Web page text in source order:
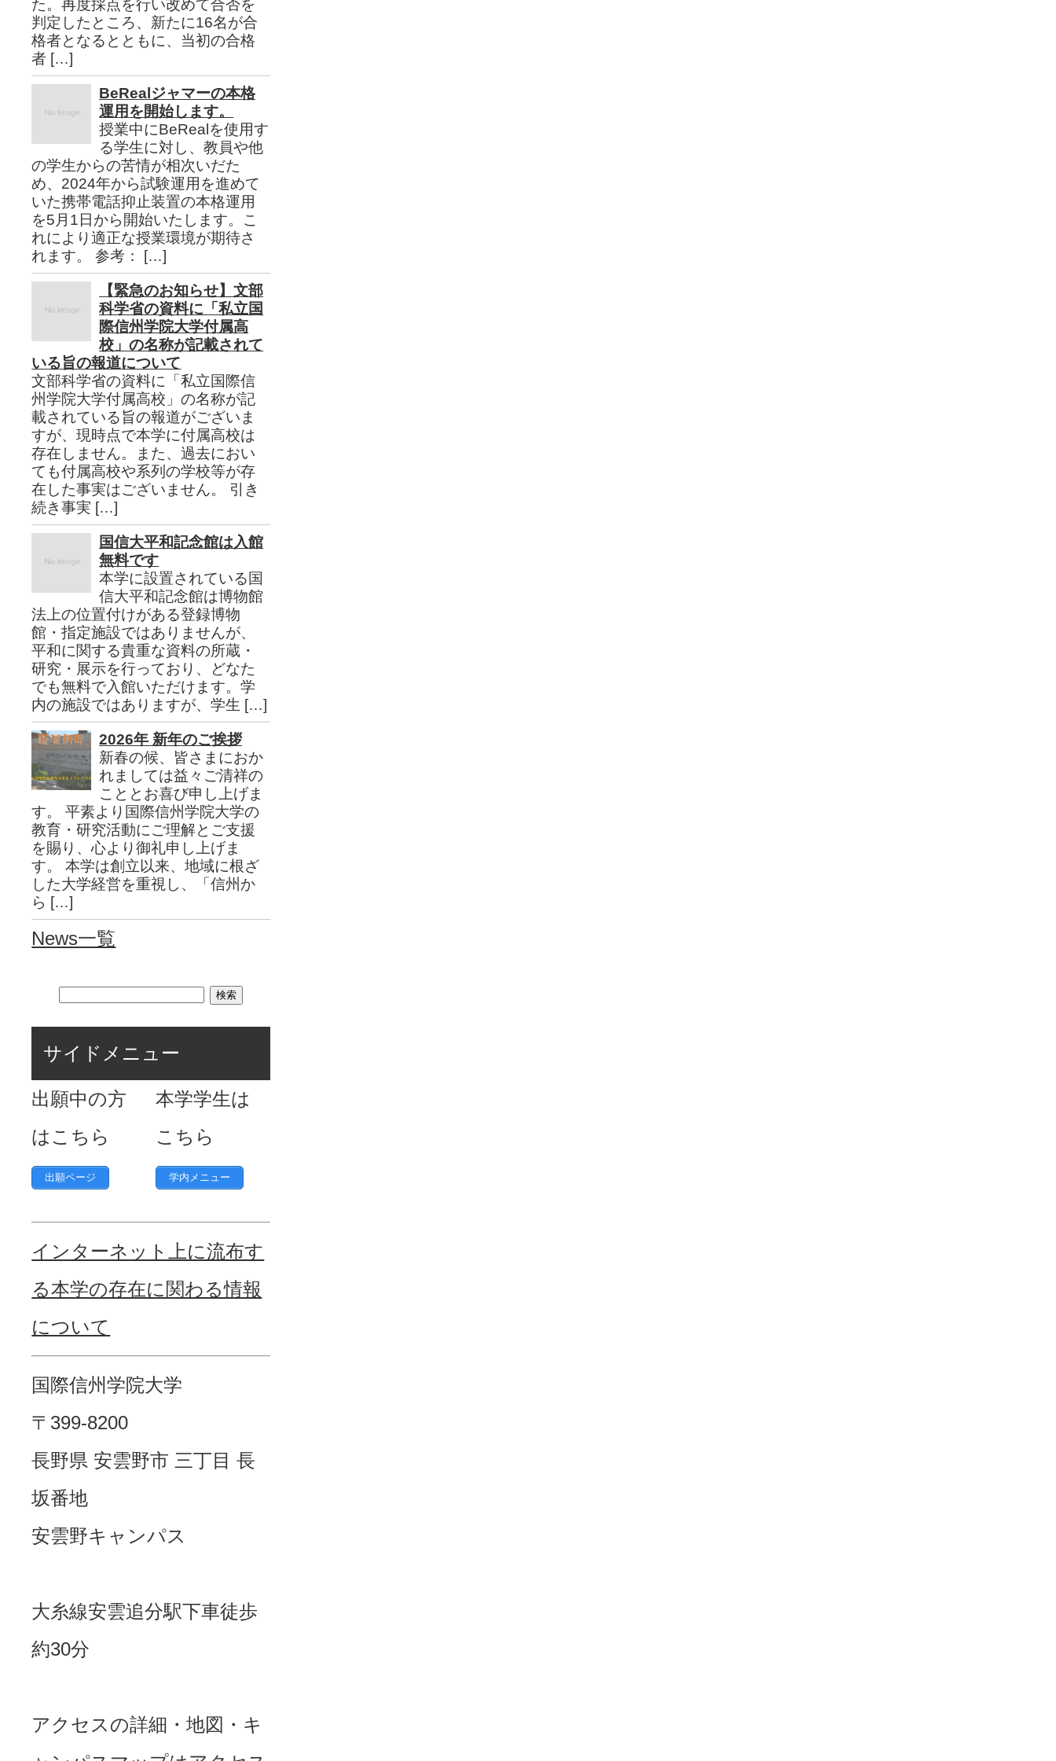
た。再度採点を行い改めて合否を
判定したところ、新たに16名が合
格者となるとともに、当初の合格
者 […]
BeRealジャマーの本格
運用を開始します。
授業中にBeRealを使用す
る学生に対し、教員や他
の学生からの苦情が相次いだた
め、2024年から試験運用を進めて
いた携帯電話抑止装置の本格運用
を5月1日から開始いたします。こ
れにより適正な授業環境が期待さ
れます。 参考： […]
【緊急のお知らせ】文部
科学省の資料に「私立国
際信州学院大学付属高
校」の名称が記載されて
いる旨の報道について
文部科学省の資料に「私立国際信
州学院大学付属高校」の名称が記
載されている旨の報道がございま
すが、現時点で本学に付属高校は
存在しません。また、過去におい
ても付属高校や系列の学校等が存
在した事実はございません。 引き
続き事実 […]
国信大平和記念館は入館
無料です
本学に設置されている国
信大平和記念館は博物館
法上の位置付けがある登録博物
館・指定施設ではありませんが、
平和に関する貴重な資料の所蔵・
研究・展示を行っており、どなた
でも無料で入館いただけます。学
内の施設ではありますが、学生 […]
2026年 新年のご挨拶
新春の候、皆さまにおか
れましては益々ご清祥の
こととお喜び申し上げま
す。 平素より国際信州学院大学の
教育・研究活動にご理解とご支援
を賜り、心より御礼申し上げま
す。 本学は創立以来、地域に根ざ
した大学経営を重視し、「信州か
ら […]
News一覧
サイドメニュー
出願中の方
はこちら
出願ページ
本学学生は
こちら
学内メニュー
インターネット上に流布す
る本学の存在に関わる情報
について
国際信州学院大学
〒399-8200
長野県 安雲野市 三丁目 長
坂番地
安雲野キャンパス
大糸線安雲追分駅下車徒歩
約30分
アクセスの詳細・地図・キ